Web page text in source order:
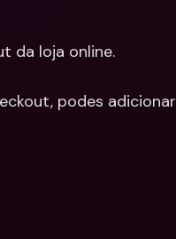
da loja online.
podes adicionar